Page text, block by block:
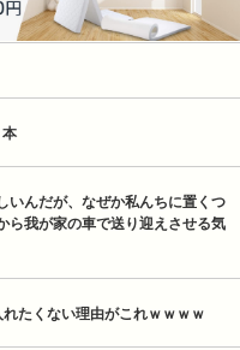
いんだが、なぜか私んちに置くつ
ら我が家の車で送り迎えさせる気
たくない理由がこれｗｗｗｗ